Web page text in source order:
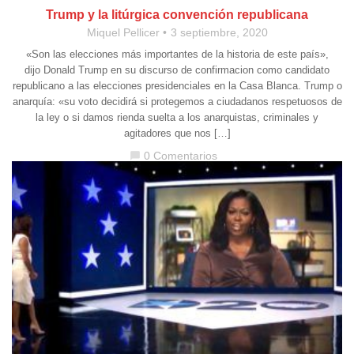
Trump y la litúrgica convención republicana
Miquel Pellicer 3 septiembre, 2020
«Son las elecciones más importantes de la historia de este país»,
dijo Donald Trump en su discurso de confirmacion como candidato
republicano a las elecciones presidenciales en la Casa Blanca. Trump o
anarquía: «su voto decidirá si protegemos a ciudadanos respetuosos de
la ley o si damos rienda suelta a los anarquistas, criminales y
agitadores que nos […]
0 Comentarios